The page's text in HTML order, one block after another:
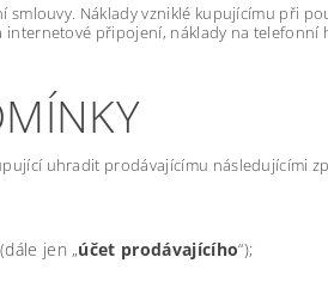
Náklady vzniklé kupujícímu při
připojení, náklady na telefonní
uhradit prodávajícímu následujícími
jen „účet prodávajícího“);